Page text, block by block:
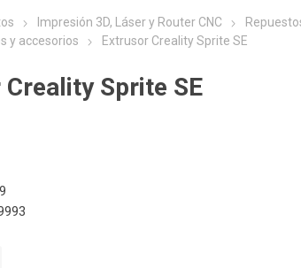
Impresión 3D, Láser y Router CNC
y accesorios
Extrusor Creality Sprite SE
Sprite SE